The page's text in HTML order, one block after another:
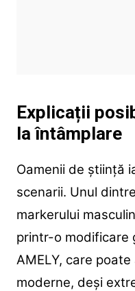
Explicații
la întâmplare
Oamenii de știință
scenarii. Unul
markerului
printr-o modificare
AMELY, care
moderne, deși